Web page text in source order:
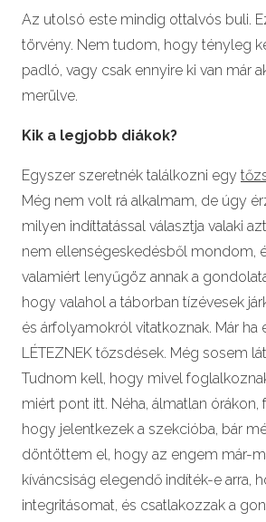
Az utolsó este mindig ottalvós buli.
törvény. Nem tudom, hogy tényleg
padló, vagy csak ennyire ki van már
merülve.
Kik a legjobb diákok?
Egyszer szeretnék találkozni egy
Még nem volt rá alkalmam, de úgy
milyen indíttatással választja valaki
nem ellenségeskedésből mondom,
valamiért lenyűgöz annak a
hogy valahol a táborban tízévesek
és árfolyamokról vitatkoznak. Már ha
LÉTEZNEK tőzsdések. Még sosem
Tudnom kell, hogy mivel
miért pont itt. Néha, álmatlan
hogy jelentkezek a szekcióba, bár
döntöttem el, hogy az engem már-
kíváncsiság elegendő indíték-e arra,
integritásomat, és csatlakozzak a